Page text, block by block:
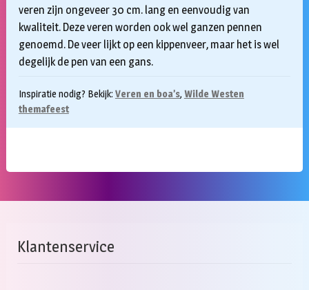
veren zijn ongeveer 30 cm. lang en eenvoudig van
kwaliteit. Deze veren worden ook wel ganzen pennen
genoemd. De veer lijkt op een kippenveer, maar het is wel
degelijk de pen van een gans.
Inspiratie nodig? Bekijk: Veren en boa’s, Wilde Westen
themafeest
Klantenservice